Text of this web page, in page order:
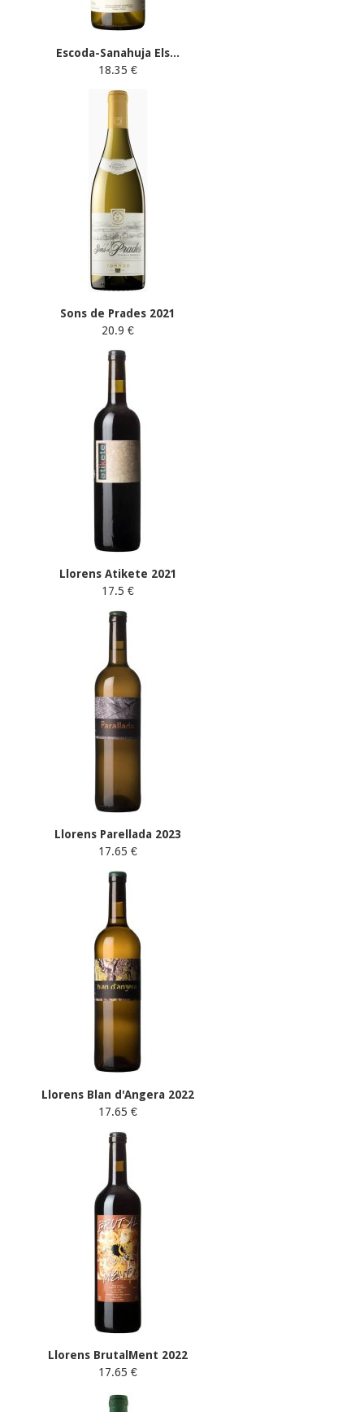
Escoda-Sanahuja Els...
18.35 €
Sons de Prades 2021
20.9 €
Llorens Atikete 2021
17.5 €
Llorens Parellada 2023
17.65 €
Llorens Blan d'Angera 2022
17.65 €
Llorens BrutalMent 2022
17.65 €